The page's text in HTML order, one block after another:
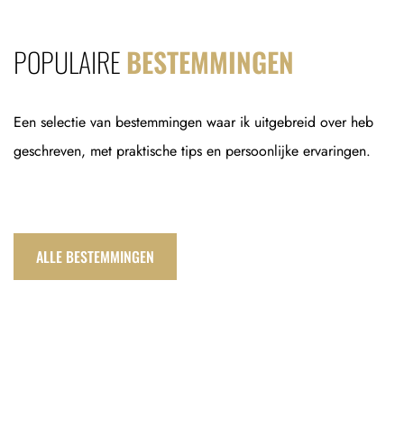
POPULAIREBESTEMMINGEN
Een selectie van bestemmingen waar ik uitgebreid over heb
geschreven, met praktische tips en persoonlijke ervaringen.
ALLE BESTEMMINGEN